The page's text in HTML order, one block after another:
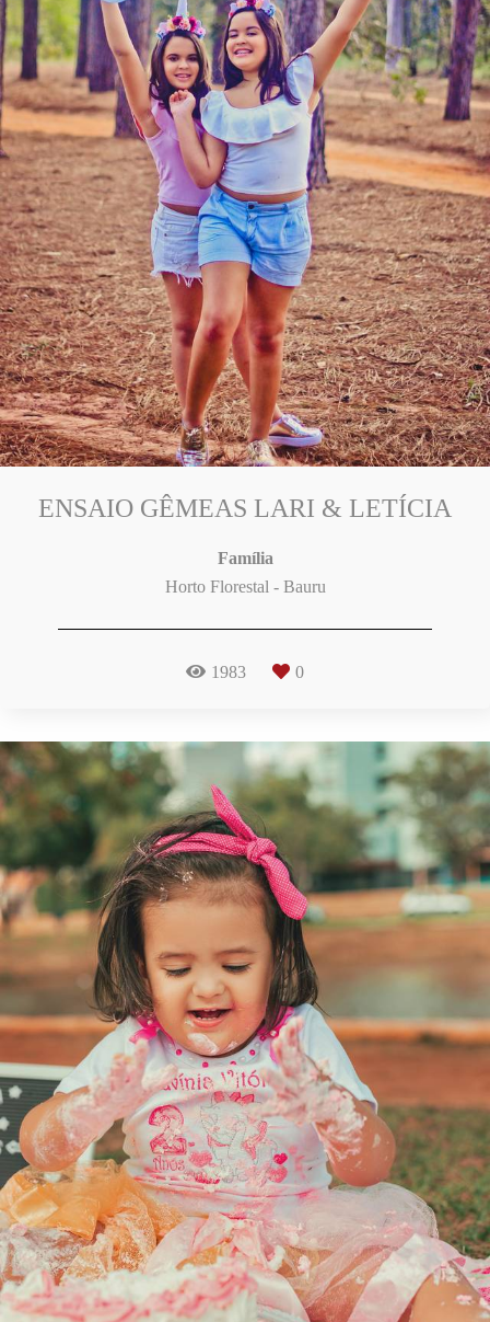
ENSAIO GÊMEAS LARI & LETÍCIA
Família
Horto Florestal - Bauru
1983 0